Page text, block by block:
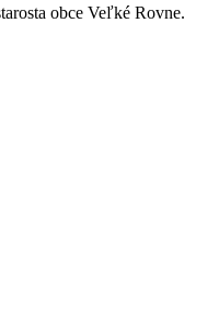
obce Veľké Rovne.